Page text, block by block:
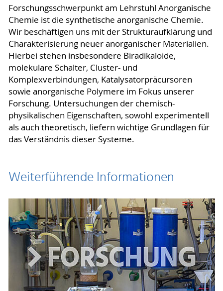
Forschungsschwerpunkt am Lehrstuhl Anorganische
Chemie ist die synthetische anorganische Chemie.
Wir beschäftigen uns mit der Strukturaufklärung und
Charakterisierung neuer anorganischer Materialien.
Hierbei stehen insbesondere Biradikaloide,
molekulare Schalter, Cluster- und
Komplexverbindungen, Katalysatorpräcursoren
sowie anorganische Polymere im Fokus unserer
Forschung. Untersuchungen der chemisch-
physikalischen Eigenschaften, sowohl experimentell
als auch theoretisch, liefern wichtige Grundlagen für
das Verständnis dieser Systeme.
Weiterführende Informationen